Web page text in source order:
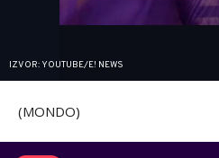
IZVOR: YOUTUBE/E! NEWS
(MONDO)